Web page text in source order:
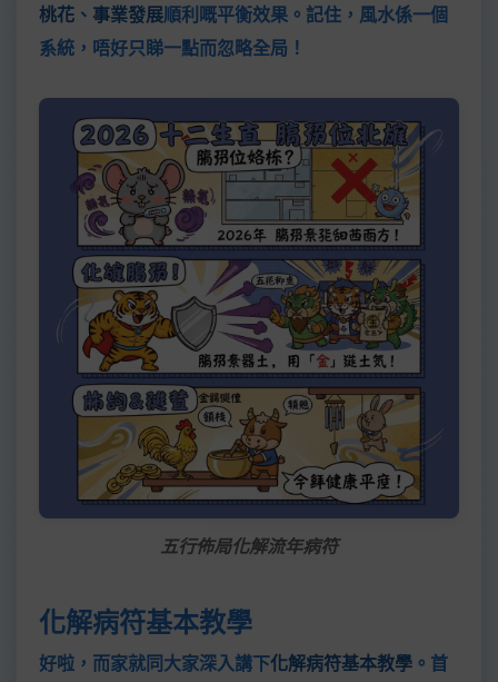
桃花 、 事業發展順利嘅平衡效果。記住，風水係一個
系統，唔好只睇一點而忽略全局！
五行佈局化解流年病符
化解病符基本教學
好啦，而家就同大家深入講下化解病符基本教學 。首